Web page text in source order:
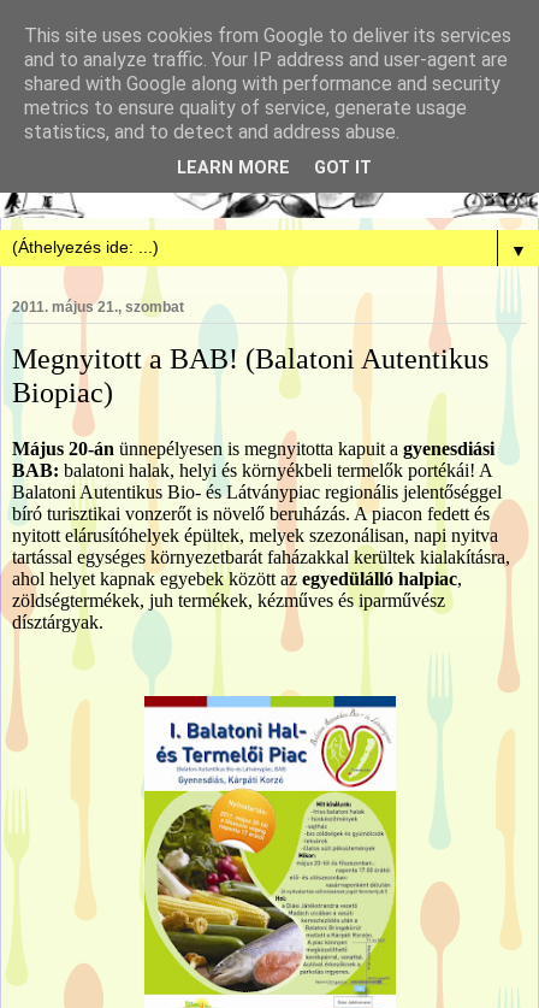
▼
2011. május 21., szombat
Megnyitott a BAB! (Balatoni Autentikus
Biopiac)
Május 20-án ünnepélyesen is megnyitotta kapuit a gyenesdiási
BAB: balatoni halak, helyi és környékbeli termelők portékái! A
Balatoni Autentikus Bio- és Látványpiac regionális jelentőséggel
bíró turisztikai vonzerőt is növelő beruházás. A piacon fedett és
nyitott elárusítóhelyek épültek, melyek szezonálisan, napi nyitva
tartással egységes környezetbarát faházakkal kerültek kialakításra,
ahol helyet kapnak egyebek között az egyedülálló halpiac,
zöldségtermékek, juh termékek, kézműves és iparművész
dísztárgyak.
This site uses cookies from Google to deliver its services
and to analyze traffic. Your IP address and user-agent are
shared with Google along with performance and security
metrics to ensure quality of service, generate usage
statistics, and to detect and address abuse.
LEARN MORE GOT IT